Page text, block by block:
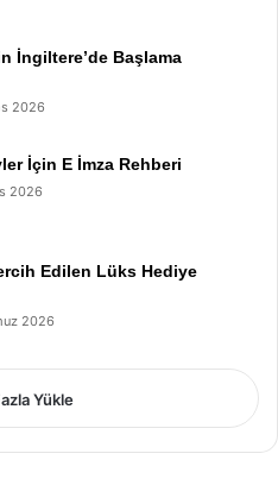
İngiltere’de Başlama
2026
İçin E İmza Rehberi
2026
Edilen Lüks Hediye
2026
Yükle